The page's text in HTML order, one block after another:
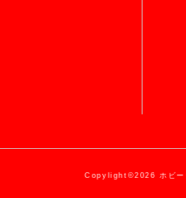
Copylight©2026 ホビ